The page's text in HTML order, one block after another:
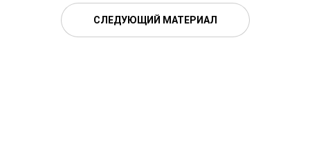
СЛЕДУЮЩИЙ МАТЕРИАЛ